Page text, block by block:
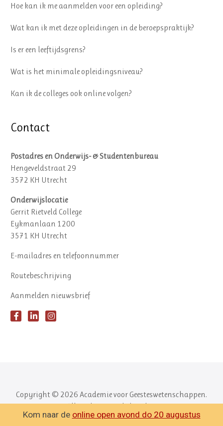
Kom naar de online open avond do 20 augustus
Hoe kan ik me aanmelden voor een opleiding?
Wat kan ik met deze opleidingen in de beroepspraktijk?
Is er een leeftijdsgrens?
Wat is het minimale opleidingsniveau?
Kan ik de colleges ook online volgen?
Contact
Postadres en Onderwijs- & Studentenbureau
Hengeveldstraat 29
3572 KH Utrecht
Onderwijslocatie
Gerrit Rietveld College
Eykmanlaan 1200
3571 KH Utrecht
E-mailadres en telefoonnummer
Routebeschrijving
Aanmelden nieuwsbrief
Copyright © 2026 Academie voor Geesteswetenschappen.
Alle rechten voorbehouden.